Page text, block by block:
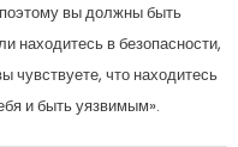
вы должны быть
находитесь в безопасности,
чувствуете, что находитесь
и быть уязвимым».